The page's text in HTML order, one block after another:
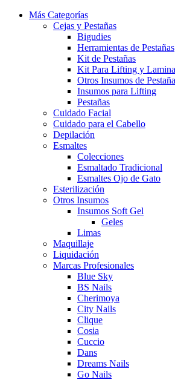
Más Categorías
Cejas y Pestañas
Bigudies
Herramientas de Pestañas
Kit de Pestañas
Kit Para Lifting y
Otros Insumos de
Insumos para Lifting
Pestañas
Cuidado Facial
Cuidado para el Cabello
Depilación
Esmaltes
Colecciones
Esmaltado Tradicional
Esmaltes Ojo de Gato
Esterilización
Otros Insumos
Insumos Soft Gel
Geles
Limas
Maquillaje
Liquidación
Marcas Profesionales
Blue Sky
BS Nails
Cherimoya
City Nails
Clique
Cosia
Cuccio
Dans
Dreams Nails
Go Nails